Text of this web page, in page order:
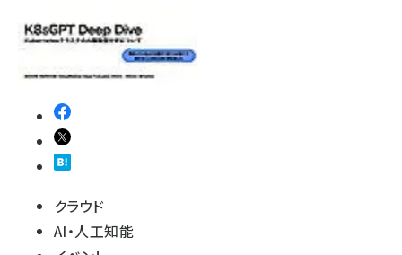
クラウド
AI・人工知能